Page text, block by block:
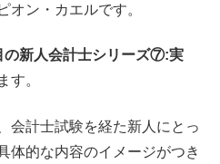
オン・カエルです。
の新人会計士シリーズ⑦:実
す。
会計士試験を経た新人にとっ
体的な内容のイメージがつき